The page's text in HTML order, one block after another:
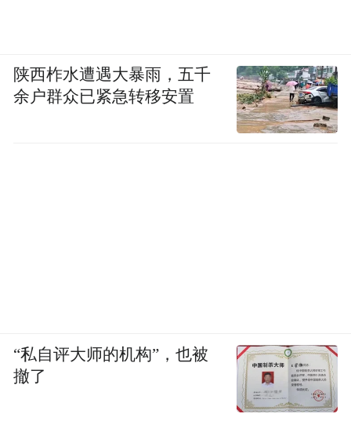
陕西柞水遭遇大暴雨，五千
余户群众已紧急转移安置
“私自评大师的机构”，也被
撤了